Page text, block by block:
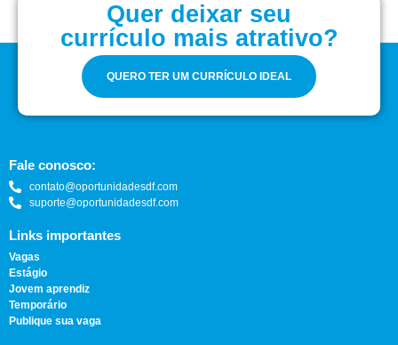
Quer deixar seu
currículo mais atrativo?
QUERO TER UM CURRÍCULO IDEAL
Fale conosco:
contato@oportunidadesdf.com
suporte@oportunidadesdf.com
Links importantes
Vagas
Estágio
Jovem aprendiz
Temporário
Publique sua vaga